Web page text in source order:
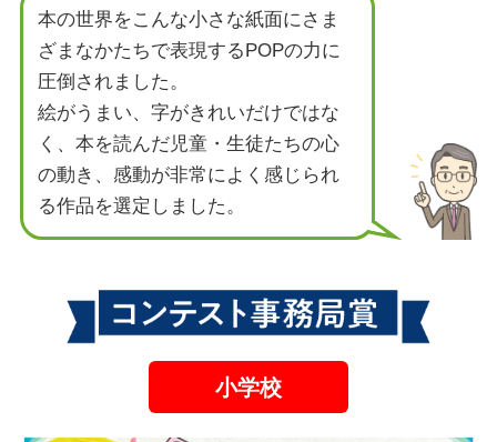
本の世界をこんな小さな紙面にさま
ざまなかたちで表現するPOPの力に
圧倒されました。
絵がうまい、字がきれいだけではな
く、本を読んだ児童・生徒たちの心
の動き、感動が非常によく感じられ
る作品を選定しました。
小学校